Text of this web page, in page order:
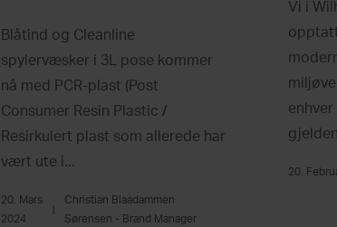
Blåtind og Cleanline
spylervæsker i 3L pose kommer
nå med PCR-plast (Post
Consumer Resin Plastic /
Resirkulert plast som allerede har
vært ute i...
20. Mars
2024
|
Christian Blaadammen
Sørensen - Brand Manager
Vi i
20.